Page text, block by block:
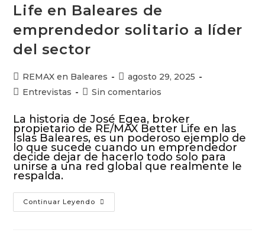
Life en Baleares de
emprendedor solitario a líder
del sector
REMAX en Baleares
agosto 29, 2025
Entrevistas
Sin comentarios
La historia de José Egea, broker
propietario de RE/MAX Better Life en las
Islas Baleares, es un poderoso ejemplo de
lo que sucede cuando un emprendedor
decide dejar de hacerlo todo solo para
unirse a una red global que realmente le
respalda.
Continuar Leyendo